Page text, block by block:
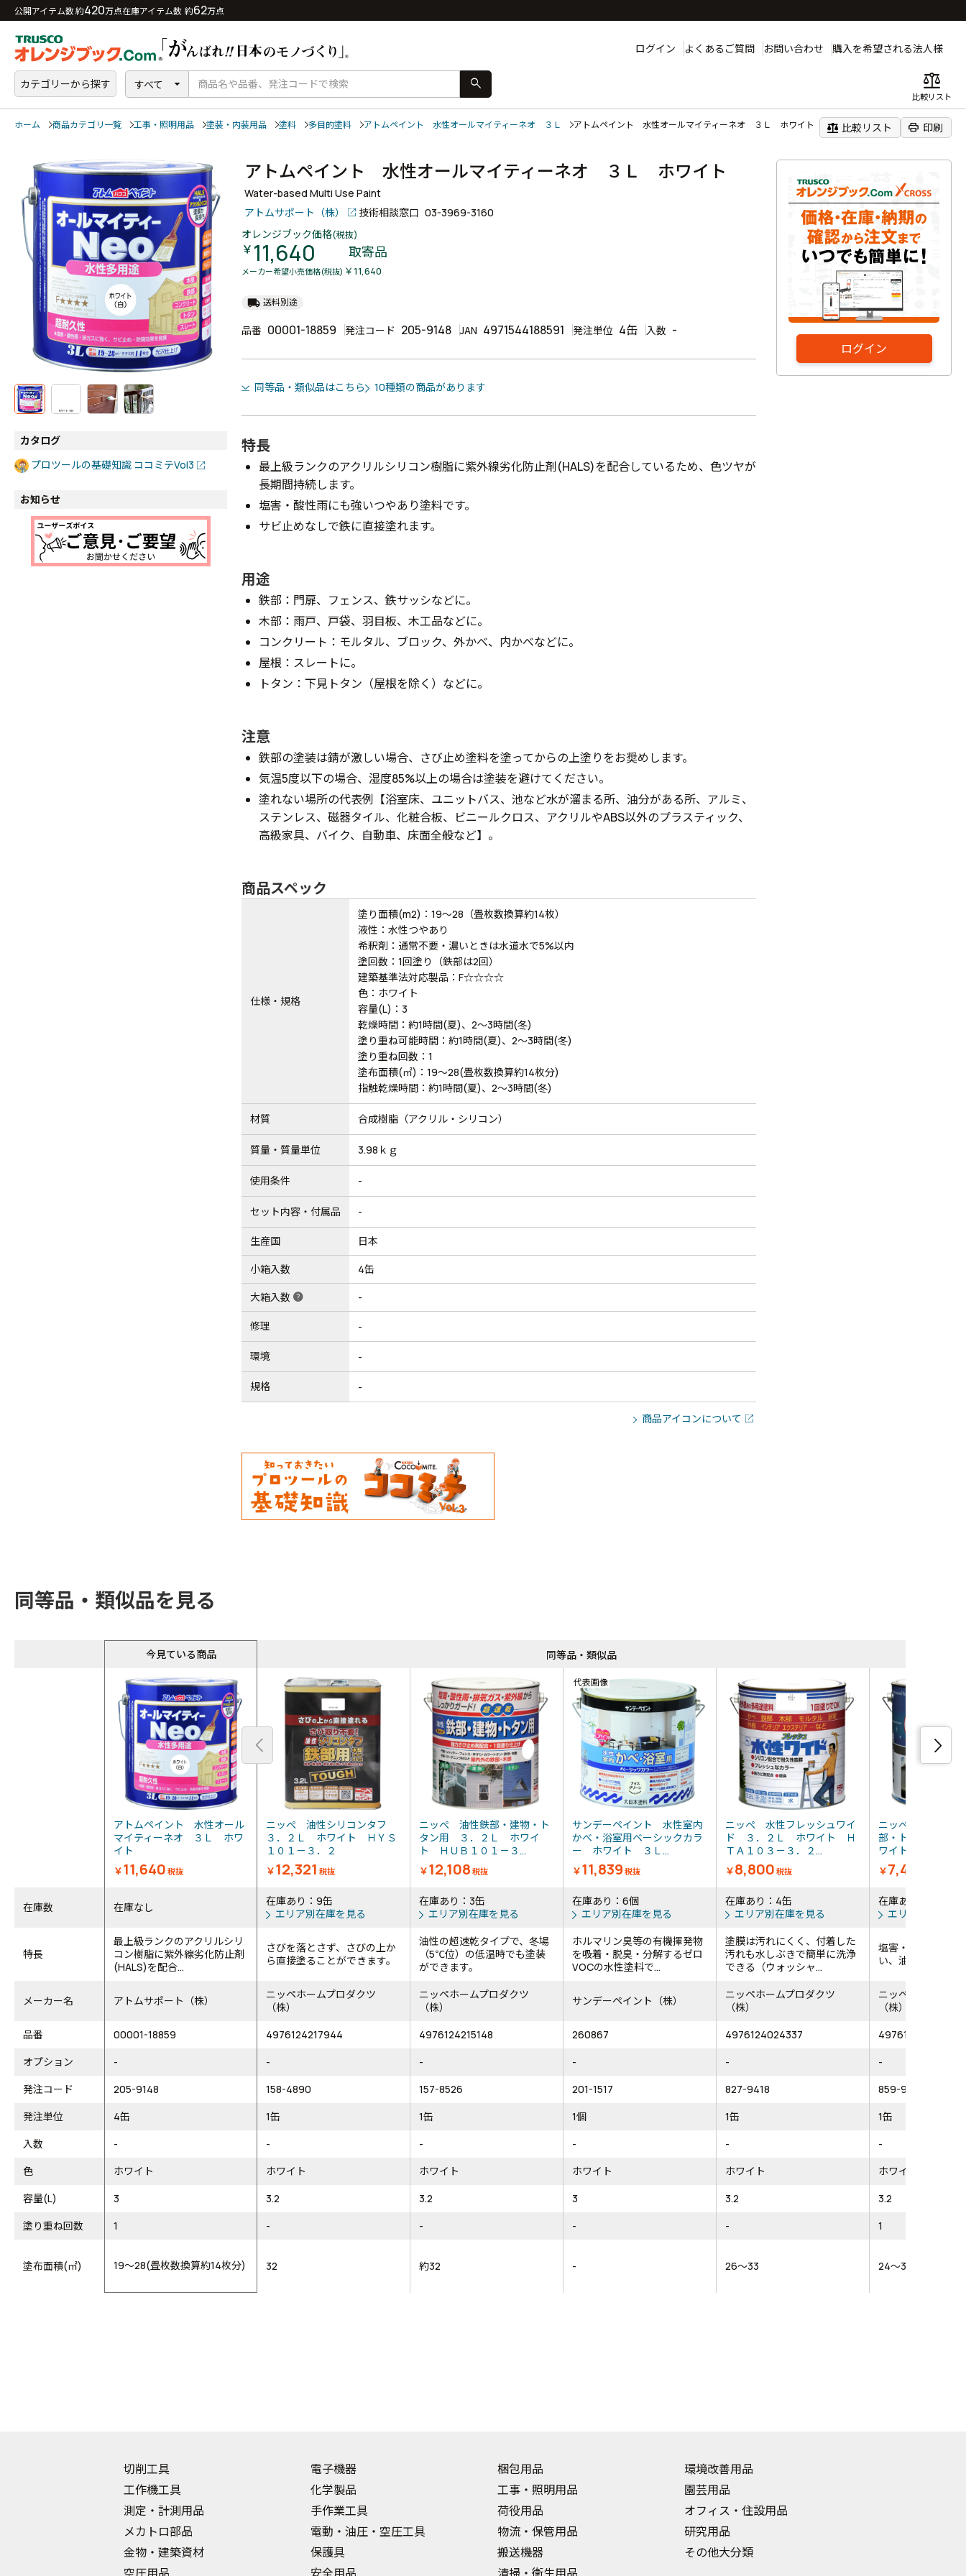
公開アイテム数 約420万点在庫アイテム数 約62万点
ログイン よくあるご質問 お問い合わせ 購入を希望される法人様
カテゴリーから探す すべて search balance
比較リスト
ホーム 商品カテゴリ一覧 工事・照明用品 塗装・内装用品 塗料 多目的塗料 アトムペイント 水性オールマイティーネオ ３Ｌ アトムペイント 水性オールマイティーネオ ３Ｌ ホワイト balance 比較リスト print 印刷
ログイン
カタログ
プロツールの基礎知識 ココミテVol3
お知らせ
アトムペイント 水性オールマイティーネオ ３Ｌ ホワイト
Water-based Multi Use Paint
アトムサポート（株）
技術相談窓口 03-3969-3160
オレンジブック価格(税抜)
￥ 11,640 取寄品
メーカー希望小売価格(税抜) ￥11,640
local_shipping 送料別途
品番 00001-18859 発注コード 205-9148 JAN 4971544188591 発注単位 4缶 入数 -
同等品・類似品はこちら 10種類の商品があります
特長
最上級ランクのアクリルシリコン樹脂に紫外線劣化防止剤(HALS)を配合しているため、色ツヤが
長期間持続します。
塩害・酸性雨にも強いつやあり塗料です。
サビ止めなしで鉄に直接塗れます。
用途
鉄部：門扉、フェンス、鉄サッシなどに。
木部：雨戸、戸袋、羽目板、木工品などに。
コンクリート：モルタル、ブロック、外かべ、内かべなどに。
屋根：スレートに。
トタン：下見トタン（屋根を除く）などに。
注意
鉄部の塗装は錆が激しい場合、さび止め塗料を塗ってからの上塗りをお奨めします。
気温5度以下の場合、湿度85%以上の場合は塗装を避けてください。
塗れない場所の代表例【浴室床、ユニットバス、池など水が溜まる所、油分がある所、アルミ、
ステンレス、磁器タイル、化粧合板、ビニールクロス、アクリルやABS以外のプラスティック、
高級家具、バイク、自動車、床面全般など】。
商品スペック
仕様・規格
塗り面積(m2)：19～28（畳枚数換算約14枚）
液性：水性つやあり
希釈剤：通常不要・濃いときは水道水で5%以内
塗回数：1回塗り（鉄部は2回）
建築基準法対応製品：F☆☆☆☆
色：ホワイト
容量(L)：3
乾燥時間：約1時間(夏)、2～3時間(冬)
塗り重ね可能時間：約1時間(夏)、2～3時間(冬)
塗り重ね回数：1
塗布面積(㎡)：19～28(畳枚数換算約14枚分)
指触乾燥時間：約1時間(夏)、2～3時間(冬)
材質 合成樹脂（アクリル・シリコン）
質量・質量単位 3.98ｋｇ
使用条件 -
セット内容・付属品 -
生産国 日本
小箱入数 4缶
大箱入数 help -
修理 -
環境 -
規格 -
商品アイコンについて
同等品・類似品を見る
今見ている商品
アトムペイント 水性オール
マイティーネオ ３Ｌ ホワ
イト
￥11,640 税抜
ニッぺ 油性シリコンタフ
３．２Ｌ ホワイト ＨＹＳ
１０１－３．２
￥12,321 税抜
ニッぺ 油性鉄部・建物・ト
タン用 ３．２Ｌ ホワイ
ト ＨＵＢ１０１－３...
￥12,108 税抜
代表画像
サンデーペイント 水性室内
かべ・浴室用ベーシックカラ
ー ホワイト ３Ｌ...
￥11,839 税抜
ニッぺ 水性フレッシュワイ
ド ３．２Ｌ ホワイト Ｈ
ＴＡ１０３－３．２...
￥8,800 税抜
ニッぺ 塗料 油
部・トタン用 ３
ワイト ＨＹＪ０
￥7,436
在庫数 在庫なし
在庫あり：9缶
エリア別在庫を見る
在庫あり：3缶
エリア別在庫を見る
在庫あり：6個
エリア別在庫を見る
在庫あり：4缶
エリア別在庫を見る
在庫あり：1缶
エリア別在庫を
特長
最上級ランクのアクリルシリ
コン樹脂に紫外線劣化防止剤
(HALS)を配合...
さびを落とさず、さびの上か
ら直接塗ることができます。
油性の超速乾タイプで、冬場
（5℃位）の低温時でも塗装
ができます。
ホルマリン臭等の有機揮発物
を吸着・脱臭・分解するゼロ
VOCの水性塗料で...
塗膜は汚れにくく、付着した
汚れも水しぶきで簡単に洗浄
できる（ウォッシャ...
塩害・紫外線・酸
い、油性つやあり
メーカー名 アトムサポート（株）
ニッペホームプロダクツ
（株）
ニッペホームプロダクツ
（株）
サンデーペイント（株）
ニッペホームプロダクツ
（株）
ニッペホームプロ
（株）
品番
00001-18859 4976124217944 4976124215148 260867 4976124024337
4976124097409
オプション
- - - - -
-
発注コード
205-9148 158-4890 157-8526 201-1517 827-9418
859-9356
発注単位
4缶 1缶 1缶 1個 1缶
1缶
入数
- - - - -
-
色
ホワイト ホワイト ホワイト ホワイト ホワイト
ホワイト
容量(L)
3 3.2 3.2 3 3.2
3.2
塗り重ね回数
1 - - - - 1
塗布面積(㎡) 19～28(畳枚数換算約14枚分) 32 約32 - 26～33 24～32
同等品・類似品
切削工具
工作機工具
測定・計測用品
メカトロ部品
金物・建築資材
空圧用品
電子機器
化学製品
手作業工具
電動・油圧・空圧工具
保護具
安全用品
梱包用品
工事・照明用品
荷役用品
物流・保管用品
搬送機器
清掃・衛生用品
環境改善用品
園芸用品
オフィス・住設用品
研究用品
その他大分類